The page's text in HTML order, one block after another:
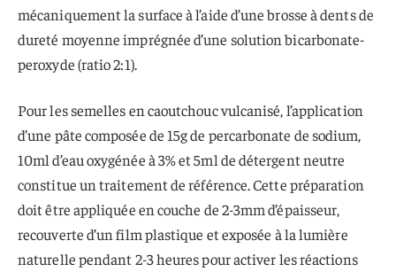
mécaniquement la surface à l’aide d’une brosse à dents de
dureté moyenne imprégnée d’une solution bicarbonate-
peroxyde (ratio 2:1).
Pour les semelles en caoutchouc vulcanisé, l’application
d’une pâte composée de 15g de percarbonate de sodium,
10ml d’eau oxygénée à 3% et 5ml de détergent neutre
constitue un traitement de référence. Cette préparation
doit être appliquée en couche de 2-3mm d’épaisseur,
recouverte d’un film plastique et exposée à la lumière
naturelle pendant 2-3 heures pour activer les réactions